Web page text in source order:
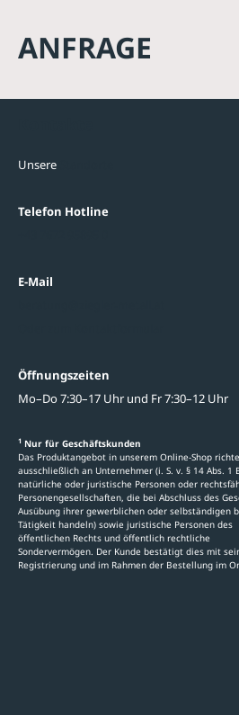
ANFRAGE
Unsere
Telefon Hotline
E-Mail
Öffnungszeiten
Mo–Do 7:30–17 Uhr und Fr 7:30–12 Uhr
1 Nur für Geschäftskunden
Das Produktangebot in unserem Online-Shop
ausschließlich an Unternehmer (i. S. v. § 14 Abs. 1
natürliche oder juristische Personen oder
Personengesellschaften, die bei Abschluss des
Ausübung ihrer gewerblichen oder selbständigen
Tätigkeit handeln) sowie juristische Personen des
öffentlichen Rechts und öffentlich rechtliche
Sondervermögen. Der Kunde bestätigt dies mit
Registrierung und im Rahmen der Bestellung im